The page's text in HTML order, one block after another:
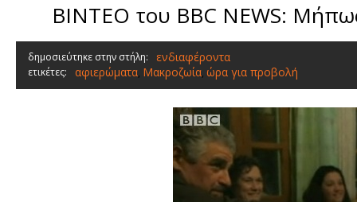
ΒΙΝΤΕΟ του BBC NEWS:
δημοσιεύτηκε στην στήλη: ενδιαφέροντα
ετικέτες: αφιερώματα, Μακροζωία, ώρα για προβολή